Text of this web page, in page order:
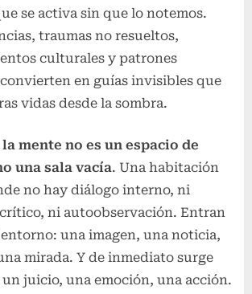
se activa sin que lo notemos.
traumas no resueltos,
culturales y patrones
en guías invisibles que
vidas desde la sombra.
la mente no es un espacio de
una sala vacía. Una habitación
no hay diálogo interno, ni
ni autoobservación. Entran
una imagen, una noticia,
mirada. Y de inmediato surge
juicio, una emoción, una acción.